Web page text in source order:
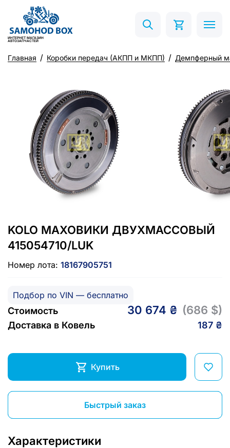
ИНТЕРНЕТ МАГАЗИН
АВТОЗАПЧАСТЕЙ
Главная Коробки передач (АКПП и МКПП) Демпферный
KOLO МАХОВИКИ ДВУХМАССОВЫЙ
415054710/LUK
Номер лота: 18167905751
Подбор по VIN — бесплатно
Стоимость 30 674 ₴ (686 $)
Доставка в Ковель 187 ₴
Купить
Быстрый заказ
Характеристики